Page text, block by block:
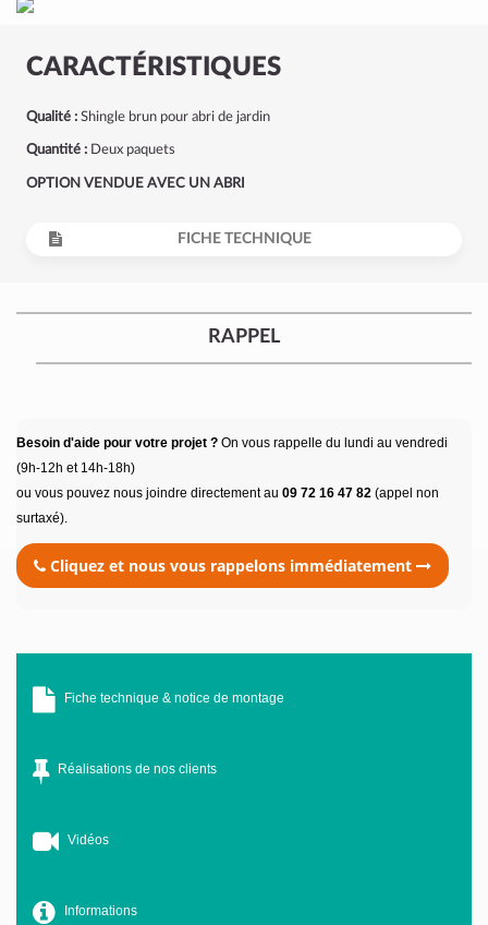
CARACTÉRISTIQUES
Qualité : Shingle brun pour abri de jardin
Quantité : Deux paquets
OPTION VENDUE AVEC UN ABRI
FICHE TECHNIQUE
RAPPEL
Besoin d'aide pour votre projet ? On vous rappelle du lundi au vendredi
(9h-12h et 14h-18h)
ou vous pouvez nous joindre directement au 09 72 16 47 82 (appel non
surtaxé).
Cliquez et nous vous rappelons immédiatement
Fiche technique & notice de montage
Réalisations de nos clients
Vidéos
Informations